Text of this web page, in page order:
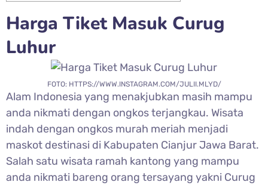
Harga Tiket Masuk Curug
Luhur
FOTO: HTTPS://WWW.INSTAGRAM.COM/JULII.MLYD/
Alam Indonesia yang menakjubkan masih mampu
anda nikmati dengan ongkos terjangkau. Wisata
indah dengan ongkos murah meriah menjadi
maskot destinasi di Kabupaten Cianjur Jawa Barat.
Salah satu wisata ramah kantong yang mampu
anda nikmati bareng orang tersayang yakni Curug